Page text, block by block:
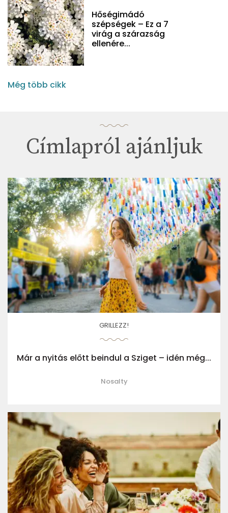
Hőségimádó
szépségek – Ez a 7
virág a szárazság
ellenére...
Még több cikk
Címlapról ajánljuk
GRILLEZZ!
Már a nyitás előtt beindul a Sziget – idén még...
Nosalty